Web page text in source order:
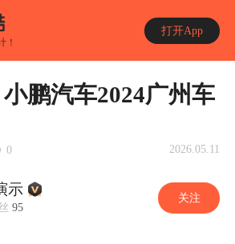
！
打开App
鹏汽车2024广州车
0 2026.05.11
示
95
关注